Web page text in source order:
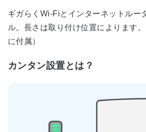
ギガらくWi-Fiとインターネットルー
ル。長さは取り付け位置によります
に付属）
カンタン設置とは？